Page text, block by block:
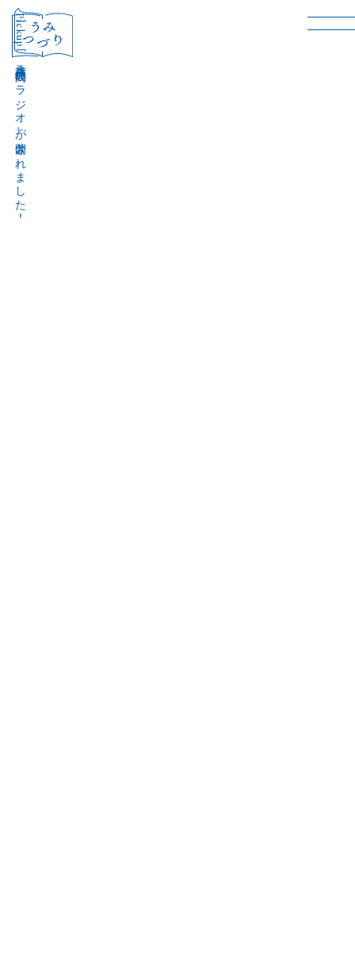
［Pickup］
音声作品『波間のラジオ』が公開されました！